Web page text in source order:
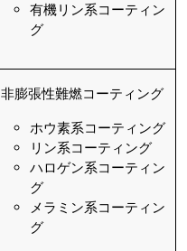
有機リン系コーティン
グ
非膨張性難燃コーティング
ホウ素系コーティング
リン系コーティング
ハロゲン系コーティン
グ
メラミン系コーティン
グ